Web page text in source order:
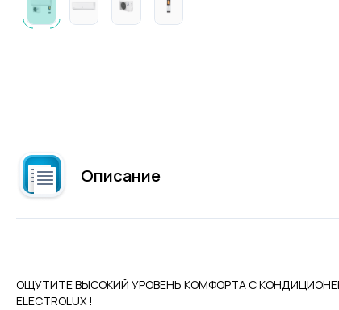
Описание
ОЩУТИТЕ ВЫСОКИЙ УРОВЕНЬ КОМФОРТА С
ELECTROLUX !